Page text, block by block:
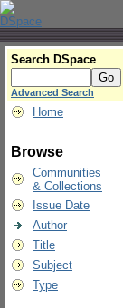
Search DSpace
Advanced Search
Home
Browse
Communities
& Collections
Issue Date
Author
Title
Subject
Type